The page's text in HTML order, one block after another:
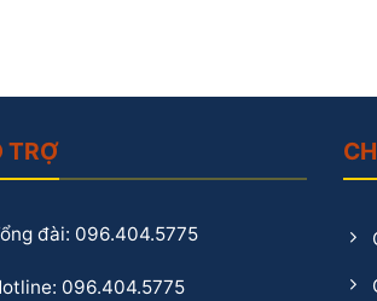
TRỢ
đài: 096.404.5775
096.404.5775